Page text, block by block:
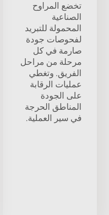
تخضع المراوح
الصناعية
المحمولة للتبريد
لفحوصات جودة
صارمة في كل
مرحلة من مراحل
الفريق. وتغطي
عمليات الرقابة
على الجودة
المناطق الحرجة
في سير العملية.